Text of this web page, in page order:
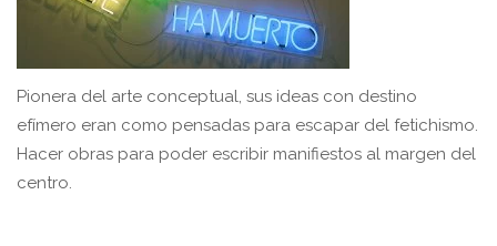
Pionera del arte conceptual, sus ideas con destino
efímero eran como pensadas para escapar del fetichismo.
Hacer obras para poder escribir manifiestos al margen del
centro.